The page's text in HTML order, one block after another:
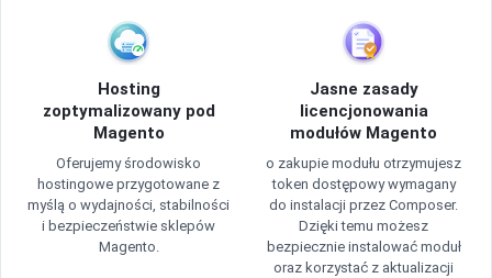
Hosting
zoptymalizowany pod
Magento
Oferujemy środowisko
hostingowe przygotowane z
myślą o wydajności, stabilności
i bezpieczeństwie sklepów
Magento.
Jasne zasady
licencjonowania
modułów Magento
o zakupie modułu otrzymujesz
token dostępowy wymagany
do instalacji przez Composer.
Dzięki temu możesz
bezpiecznie instalować moduł
oraz korzystać z aktualizacji